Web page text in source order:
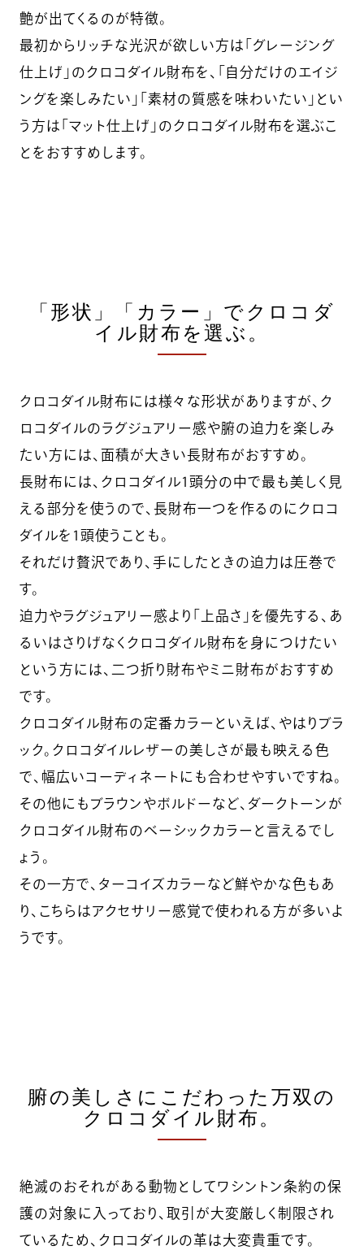
艶が出てくるのが特徴。
最初からリッチな光沢が欲しい方は「グレージング
仕上げ」のクロコダイル財布を、「自分だけのエイジ
ングを楽しみたい」「素材の質感を味わいたい」とい
う方は「マット仕上げ」のクロコダイル財布を選ぶこ
とをおすすめします。
「形状」「カラー」でクロコダ
イル財布を選ぶ。
クロコダイル財布には様々な形状がありますが、ク
ロコダイルのラグジュアリー感や腑の迫力を楽しみ
たい方には、面積が大きい長財布がおすすめ。
長財布には、クロコダイル1頭分の中で最も美しく見
える部分を使うので、長財布一つを作るのにクロコ
ダイルを1頭使うことも。
それだけ贅沢であり、手にしたときの迫力は圧巻で
す。
迫力やラグジュアリー感より「上品さ」を優先する、あ
るいはさりげなくクロコダイル財布を身につけたい
という方には、二つ折り財布やミニ財布がおすすめ
です。
クロコダイル財布の定番カラーといえば、やはりブラ
ック。クロコダイルレザーの美しさが最も映える色
で、幅広いコーディネートにも合わせやすいですね。
その他にもブラウンやボルドーなど、ダークトーンが
クロコダイル財布のベーシックカラーと言えるでし
ょう。
その一方で、ターコイズカラーなど鮮やかな色もあ
り、こちらはアクセサリー感覚で使われる方が多いよ
うです。
腑の美しさにこだわった万双の
クロコダイル財布。
絶滅のおそれがある動物としてワシントン条約の保
護の対象に入っており、取引が大変厳しく制限され
ているため、クロコダイルの革は大変貴重です。